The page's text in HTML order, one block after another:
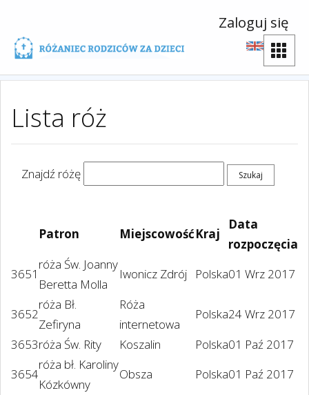
Zaloguj się
Lista róż
Znajdź różę
Patron MiejscowośćKraj
Data
rozpoczęcia
3651
róża Św. Joanny
Beretta Molla
Iwonicz Zdrój Polska01 Wrz 2017
3652
róża Bł.
Zefiryna
Róża
internetowa
Polska24 Wrz 2017
3653róża Św. Rity Koszalin Polska01 Paź 2017
3654
róża bł. Karoliny
Kózkówny
Obsza Polska01 Paź 2017